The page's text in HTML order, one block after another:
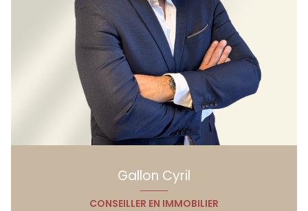
Gallon Cyril
CONSEILLER EN IMMOBILIER